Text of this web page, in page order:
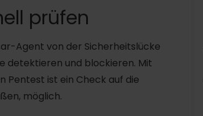
prüfen
Agent von der Sicherheitslücke
detektieren und blockieren. Mit
ist ein Check auf die
möglich.